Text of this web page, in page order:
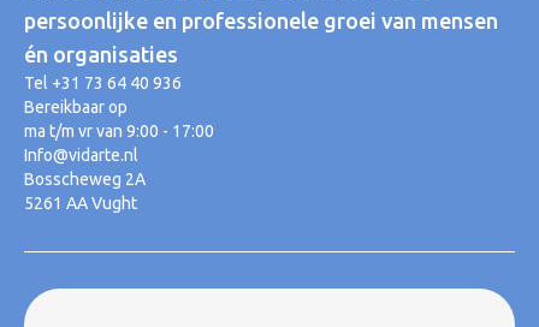
persoonlijke en professionele groei van mensen
én organisaties
Tel +31 73 64 40 936
Bereikbaar op
ma t/m vr van 9:00 - 17:00
Info@vidarte.nl
Bosscheweg 2A
5261 AA Vught